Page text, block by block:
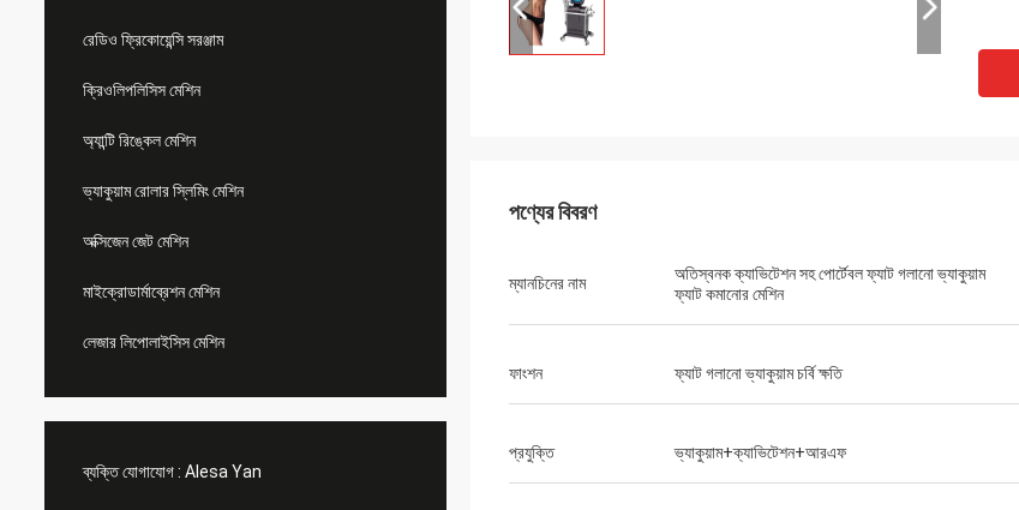
রেডিও ফ্রিকোয়েন্সি সরঞ্জাম
ক্রিওলিপলিসিস মেশিন
অ্যান্টি রিঙ্কেল মেশিন
ভ্যাকুয়াম রোলার স্লিমিং মেশিন
অক্সিজেন জেট মেশিন
মাইক্রোডার্মাব্রেশন মেশিন
লেজার লিপোলাইসিস মেশিন
ব্যক্তি যোগাযোগ : Alesa Yan
পণ্যের বিবরণ
ম্যানচিনের নাম
অতিস্বনক ক্যাভিটেশন সহ পোর্টেবল ফ্যাট গলানো ভ্যাকুয়াম
ফ্যাট কমানোর মেশিন
ফাংশন ফ্যাট গলানো ভ্যাকুয়াম চর্বি ক্ষতি
প্রযুক্তি ভ্যাকুয়াম+ক্যাভিটেশন+আরএফ